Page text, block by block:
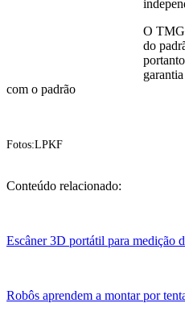
O
do
com o padrão
Fotos:LPKF
Conteúdo relacionado:
Escâner 3D portátil para medição
Robôs aprendem a montar por